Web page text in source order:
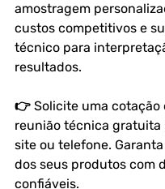
amostragem
custos competitivos e
técnico para
resultados.
👉 Solicite uma cotação
reunião técnica gratuita
site ou telefone.
dos seus produtos com
confiáveis.